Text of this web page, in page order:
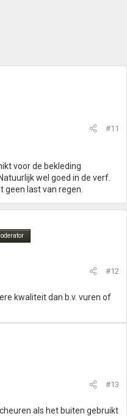
#11
voor de bekleding
wel goed in de verf.
geen last van regen.
#12
kwaliteit dan b.v. vuren of
#13
als het buiten gebruikt